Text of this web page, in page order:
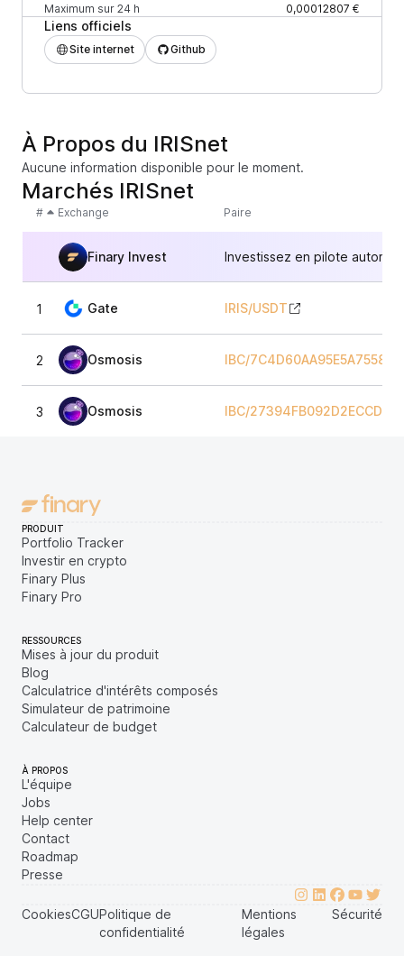
Maximum sur 24 h
0,00012807 €
Liens officiels
Site internet Github
À Propos du IRISnet
Aucune information disponible pour le moment.
Marchés IRISnet
# Exchange Paire
Finary Invest Investissez en pilote
1 Gate IRIS/USDT
2 Osmosis IBC/
3 Osmosis IBC/
PRODUIT
Portfolio Tracker
Investir en crypto
Finary Plus
Finary Pro
RESSOURCES
Mises à jour du produit
Blog
Calculatrice d'intérêts composés
Simulateur de patrimoine
Calculateur de budget
À PROPOS
L'équipe
Jobs
Help center
Contact
Roadmap
Presse
CookiesCGUPolitique de
confidentialité
Mentions
légales
Sécurité